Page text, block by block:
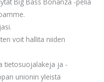
voit hallita niiden
tietosuojalakeja ja -
unionin yleistä